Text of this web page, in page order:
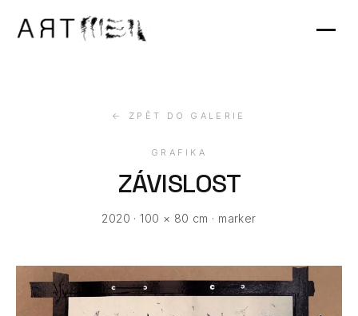
Výstavy
← ZPĚT DO GALERIE
GRAFIKA
ZÁVISLOST
2020 · 100 × 80 cm · marker